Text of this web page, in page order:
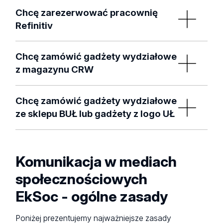
Chcę zarezerwować pracownię
Refinitiv
Chcę zamówić gadżety wydziałowe
z magazynu CRW
linkiemhttps://forms.office.com/e/AR0N1Q95Vw
Chcę zamówić gadżety wydziałowe
ze sklepu BUŁ lub gadżety z logo UŁ
EkSocu - zachęcamy do zapoznania się zofertą
Dostępne są takżeinne materiały z logo UŁ
Jednostki UŁ składają zamówienia za
Komunikacja w mediach
społecznościowych
EkSoc - ogólne zasady
Poniżej prezentujemy najważniejsze zasady